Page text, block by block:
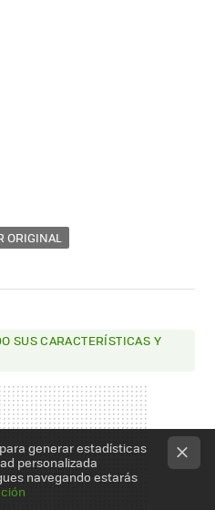
ORIGINAL
SUS CARACTERÍSTICAS Y
generar estadísticas
personalizada
navegando estarás